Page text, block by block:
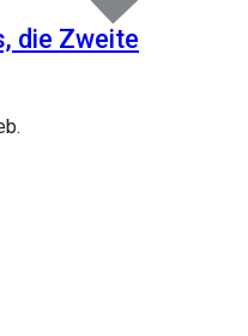
die Zweite